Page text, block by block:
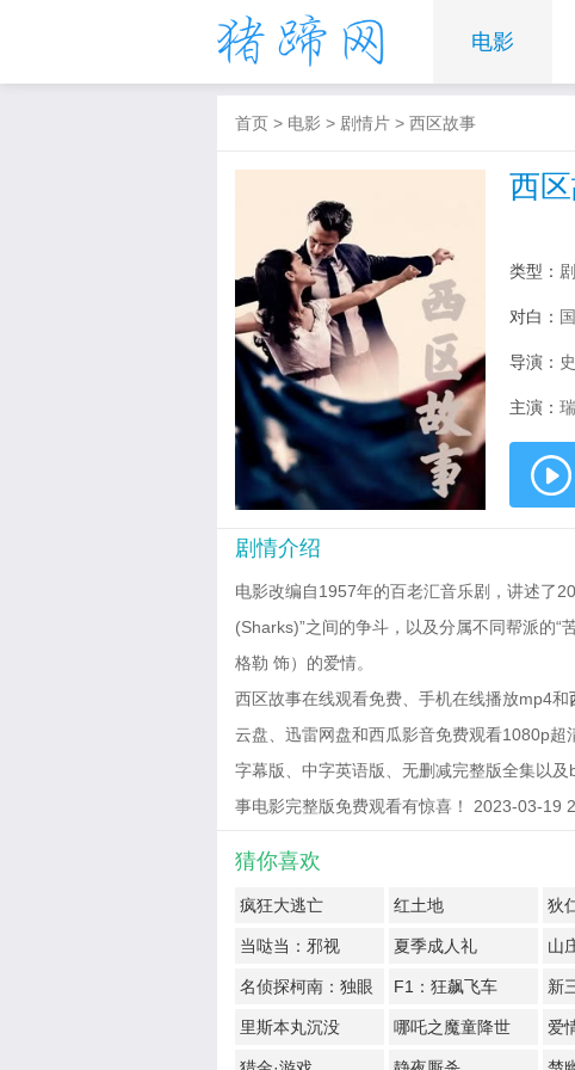
电影
首页 > 电影 > 剧情片 > 西区故事
西
类型：
对白：
导演：
主演：
剧情介绍
电影改编自1957年的百老汇音乐剧，讲述了
(Sharks)”之间的争斗，以及分属不同帮派的“
格勒 饰）的爱情。
西区故事在线观看免费、手机在线播放mp4和
云盘、迅雷网盘和西瓜影音免费观看1080p
字幕版、中字英语版、无删减完整版全集以
事电影完整版免费观看有惊喜！ 2023-03-19
猜你喜欢
疯狂大逃亡 红土地 狄
当哒当：邪视 夏季成人礼 山
名侦探柯南：独眼
的残像
F1：狂飙飞车 新
里斯本丸沉没 哪吒之魔童降世 爱